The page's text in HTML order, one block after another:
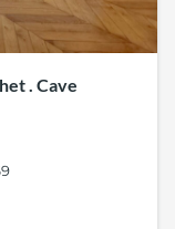
. Cave